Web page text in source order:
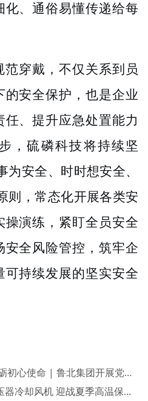
化、通俗易懂传递给每
范穿戴，不仅关系到员
安全保护，也是企业
、提升应急处置能力
，硫磷科技将持续坚
为安全、时时想安全、
则，常态化开展各类安
演练，紧盯全员安全
全风险管控，筑牢企
可持续发展的坚实安全
| 鲁北集团开展党性教育和廉政警示教育活动
冷却风机 迎战夏季高温保安全